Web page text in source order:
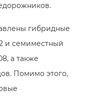
гибридные
и семиместный
а также
Помимо этого,